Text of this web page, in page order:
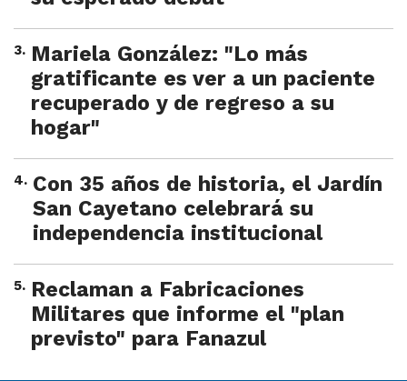
3. Mariela González: "Lo más
gratificante es ver a un paciente
recuperado y de regreso a su
hogar"
4. Con 35 años de historia, el Jardín
San Cayetano celebrará su
independencia institucional
5. Reclaman a Fabricaciones
Militares que informe el "plan
previsto" para Fanazul